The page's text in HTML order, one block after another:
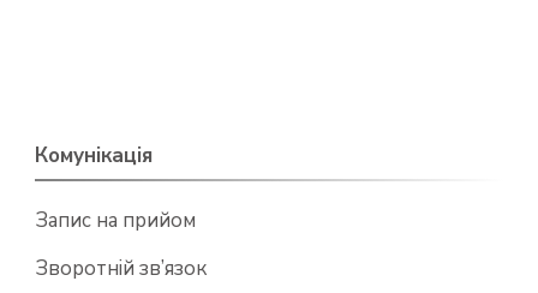
Комунікація
Запис на прийом
Зворотній зв’язок